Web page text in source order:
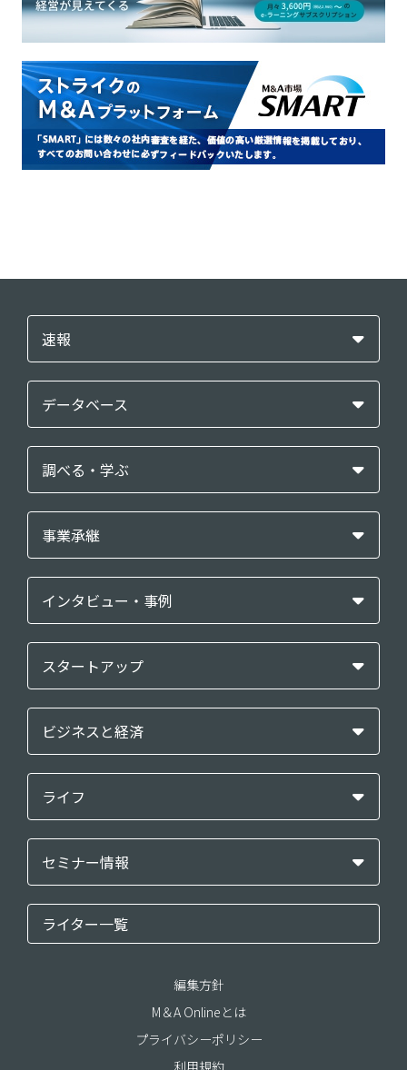
速報
データベース
調べる・学ぶ
事業承継
インタビュー・事例
スタートアップ
ビジネスと経済
ライフ
セミナー情報
ライター一覧
編集方針
M＆A Onlineとは
プライバシーポリシー